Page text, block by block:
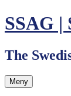
Hoppa
till
SSAG |
The
Meny